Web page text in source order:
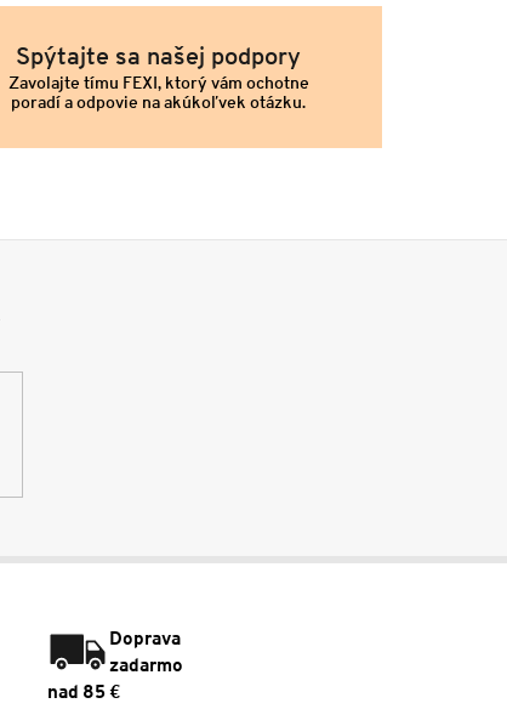
Spýtajte sa našej podpory
Zavolajte tímu FEXI, ktorý vám ochotne
poradí a odpovie na akúkoľvek otázku.
Doprava
zadarmo
nad 85 €